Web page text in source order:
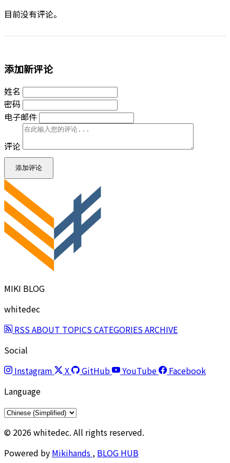
目前没有评论。
添加新评论
姓名
密码
电子邮件
评论
添加评论
MIKI BLOG
whitedec
RSSABOUT TOPICSCATEGORIESARCHIVE
Social
Instagram
X GitHub YouTube
Facebook
Language
© 2026 whitedec. All rights reserved.
Powered by Mikihands , BLOG HUB